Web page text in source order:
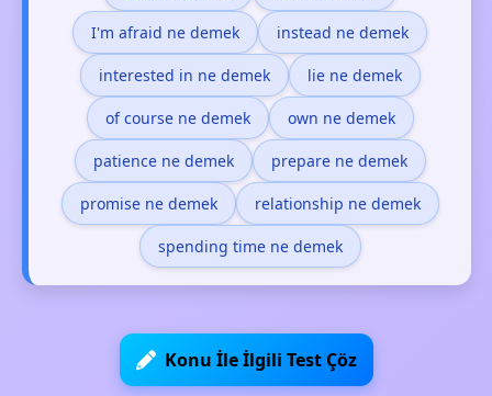
I'm afraid ne demek instead ne demek
interested in ne demek lie ne demek
of course ne demek own ne demek
patience ne demek prepare ne demek
promise ne demek relationship ne demek
spending time ne demek
Konu İle İlgili Test Çöz